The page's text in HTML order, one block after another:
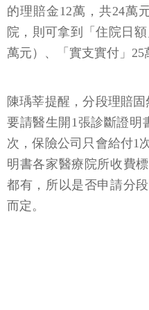
的理賠金12萬，共24萬
院，則可拿到「住院日
萬元）、「實支實付」25
陳瑀莘提醒，分段理賠
要請醫生開1張診斷證明
次，保險公司只會給付1
明書各家醫療院所收費
都有，所以是否申請分
而定。